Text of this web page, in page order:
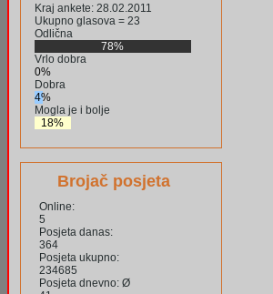
Kraj ankete: 28.02.2011
Ukupno glasova = 23
Odlična
78%
Vrlo dobra
0%
Dobra
4%
Mogla je i bolje
18%
Brojač posjeta
Online:
5
Posjeta danas:
364
Posjeta ukupno:
234685
Posjeta dnevno: Ø